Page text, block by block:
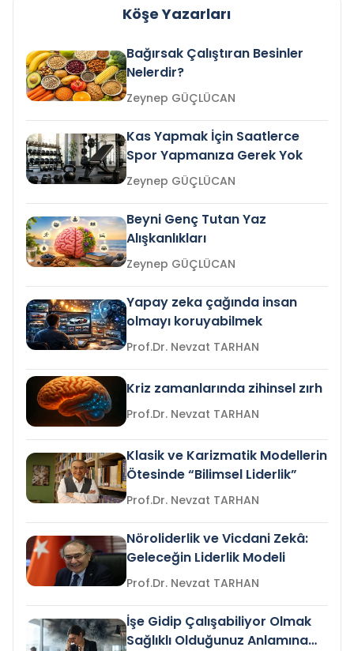
Köşe Yazarları
Bağırsak Çalıştıran Besinler
Nelerdir?
Zeynep GÜÇLÜCAN
Kas Yapmak İçin Saatlerce
Spor Yapmanıza Gerek Yok
Zeynep GÜÇLÜCAN
Beyni Genç Tutan Yaz
Alışkanlıkları
Zeynep GÜÇLÜCAN
Yapay zeka çağında insan
olmayı koruyabilmek
Prof.Dr. Nevzat TARHAN
Kriz zamanlarında zihinsel zırh
Prof.Dr. Nevzat TARHAN
Klasik ve Karizmatik Modellerin
Ötesinde “Bilimsel Liderlik”
Prof.Dr. Nevzat TARHAN
Nöroliderlik ve Vicdani Zekâ:
Geleceğin Liderlik Modeli
Prof.Dr. Nevzat TARHAN
İşe Gidip Çalışabiliyor Olmak
Sağlıklı Olduğunuz Anlamına